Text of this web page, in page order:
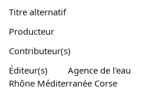
Titre alternatif
Producteur
Contributeur(s)
Éditeur(s)
Agence de l'eau
Rhône Méditerranée Corse